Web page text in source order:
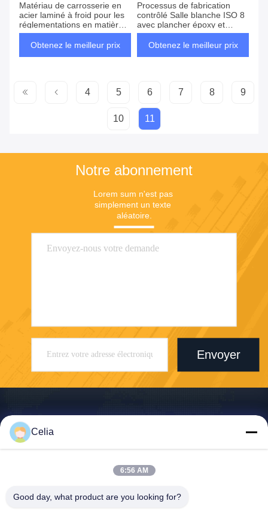
Matériau de carrosserie en
acier laminé à froid pour les
réglementations en matière
de stérilité et de santé
Obtenez le meilleur prix
Processus de fabrication
contrôlé Salle blanche ISO 8
avec plancher époxy et
contrôle PLC
Obtenez le meilleur prix
4 5 6 7 8 9
10 11
Notre abonnement
Lorem sum n'est pas
simplement un texte
aléatoire.
Envoyer
Shenzhen Zhong Jian South Environment
Co., Ltd.
Celia
6:56 AM
Good day, what product are you looking for?